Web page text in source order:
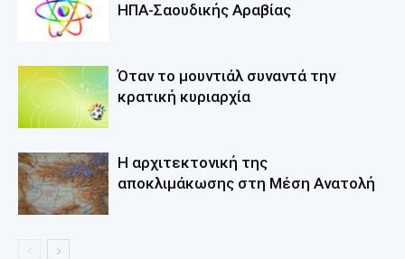
ΗΠΑ-Σαουδικής Αραβίας
Όταν το μουντιάλ συναντά την
κρατική κυριαρχία
Η αρχιτεκτονική της
αποκλιμάκωσης στη Mέση Aνατολή